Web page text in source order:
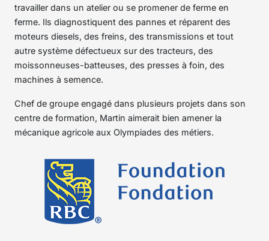
travailler dans un atelier ou se promener de ferme en
ferme. Ils diagnostiquent des pannes et réparent des
moteurs diesels, des freins, des transmissions et tout
autre système défectueux sur des tracteurs, des
moissonneuses-batteuses, des presses à foin, des
machines à semence.
Chef de groupe engagé dans plusieurs projets dans son
centre de formation, Martin aimerait bien amener la
mécanique agricole aux Olympiades des métiers.